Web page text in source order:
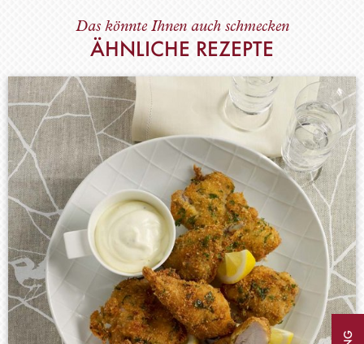
Das könnte Ihnen auch schmecken
ÄHNLICHE REZEPTE